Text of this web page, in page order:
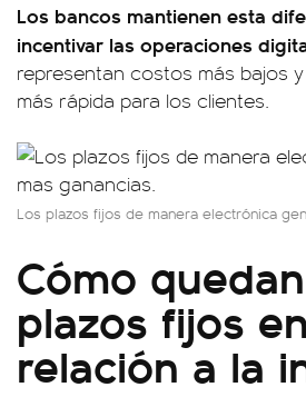
Los bancos mantienen esta
incentivar las operaciones
representan costos más bajos
más rápida para los clientes.
Los plazos fijos de manera electrónica
Cómo
plazos fijos en
relación a la